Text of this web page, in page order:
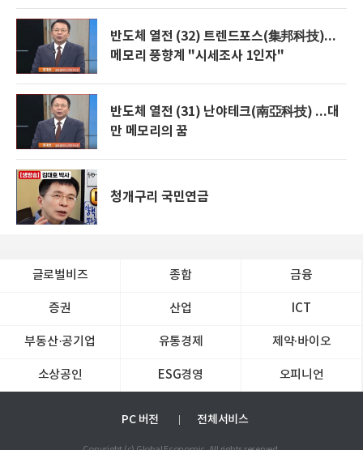
반도체 열전 (32) 트렌드포스(集邦科技)...
메모리 풍향계 "시세조사 1인자"
반도체 열전 (31) 난야테크(南亞科技) ...대
만 메모리의 꿈
청개구리 국민연금
글로벌비즈 종합 금융
증권 산업 ICT
부동산·공기업 유통경제 제약∙바이오
소상공인 ESG경영 오피니언
PC 버전 전체서비스